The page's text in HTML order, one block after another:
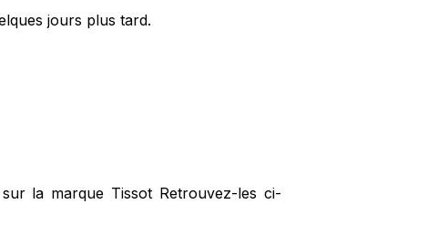
jours plus tard.
la marque Tissot Retrouvez-les ci-